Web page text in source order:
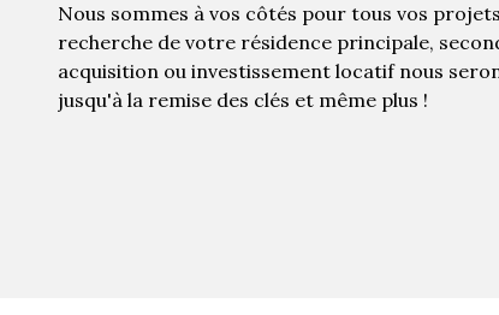
Nous sommes à vos côtés pour tous vos
recherche de votre résidence principale,
acquisition ou investissement locatif nous
jusqu'à la remise des clés et même plus !